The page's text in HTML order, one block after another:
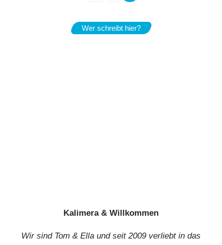
Wer schreibt hier?
Kalimera & Willkommen
Wir sind Tom & Ella und seit 2009 verliebt in das